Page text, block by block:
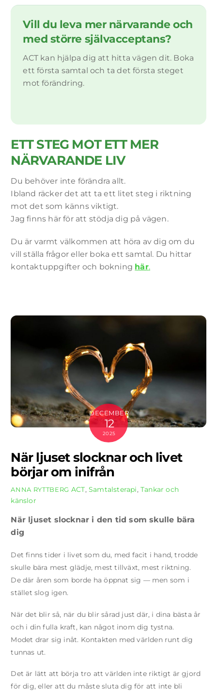
Vill du leva mer närvarande och
med större självacceptans?
ACT kan hjälpa dig att hitta vägen dit. Boka
ett första samtal och ta det första steget
mot förändring.
ETT STEG MOT ETT MER
NÄRVARANDE LIV
Du behöver inte förändra allt.
Ibland räcker det att ta ett litet steg i riktning
mot det som känns viktigt.
Jag finns här för att stödja dig på vägen.
Du är varmt välkommen att höra av dig om du
vill ställa frågor eller boka ett samtal. Du hittar
kontaktuppgifter och bokning här.
DECEMBER
12
2025
När ljuset slocknar och livet
börjar om inifrån
ANNA RYTTBERG ACT,Samtalsterapi,Tankar och
känslor
När ljuset slocknar i den tid som skulle bära
dig
Det finns tider i livet som du, med facit i hand, trodde
skulle bära mest glädje, mest tillväxt, mest riktning.
De där åren som borde ha öppnat sig — men som i
stället slog igen.
När det blir så, när du blir sårad just där, i dina bästa år
och i din fulla kraft, kan något inom dig tystna.
Modet drar sig inåt. Kontakten med världen runt dig
tunnas ut.
Det är lätt att börja tro att världen inte riktigt är gjord
för dig, eller att du måste sluta dig för att inte bli